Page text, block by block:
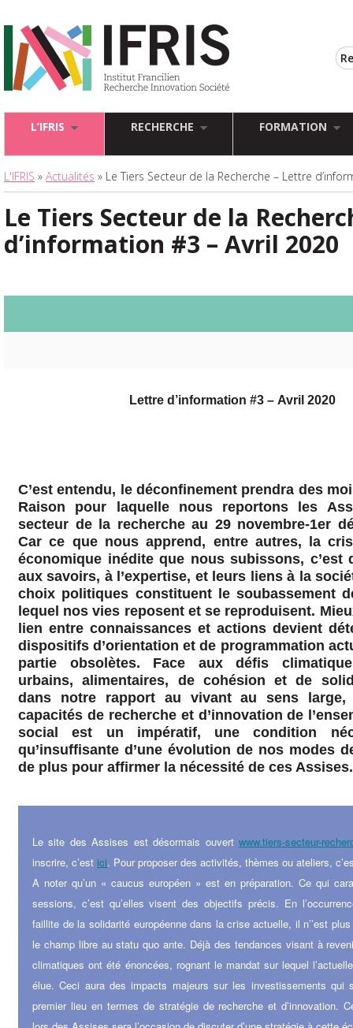
L’IFRIS RECHERCHE FORMATION
L'IFRIS » Actualités » Le Tiers Secteur de la Recherche – Lettre
Le Tiers Secteur de la
d’information #3 – Avril 2020
Lettre d’information #3 – Avril 2020
C’est entendu, le déconfinement prendra des
Raison pour laquelle nous reportons les
secteur de la recherche au 29 novembre-1er
Car ce que nous apprend, entre autres, la
économique inédite que nous subissons, c’est
aux savoirs, à l’expertise, et leurs liens à la
choix politiques constituent le soubassement
lequel nos vies reposent et se reproduisent.
lien entre connaissances et actions devient
dispositifs d’orientation et de programmation
partie obsolètes. Face aux défis
urbains, alimentaires, de cohésion et de
dans notre rapport au vivant au sens large,
capacités de recherche et d’innovation de
social est un impératif, une condition
qu’insuffisante d’une évolution de nos modes
de plus pour affirmer la nécessité de ces Assises.
Le site des Assises est désormais ouvertwww.tiers-secteur-
inscrire, c’est ici. Pour proposer des activités, thèmes ou ateliers,
A noter qu’un « caucus européen » est en préparation. Ce qui
sessions, c’est qu’elles visent des objectifs précis. En
faillite de la solidarité européenne dans la crise actuelle, il n’’est
le champ libre austatu quo ante. Déjà des tendances visant à
climatiques ont été énoncées, rognant le mandat sur lequel
élue. Ceci aura des impacts majeurs sur les investissements qui
premier lieu en termes de stratégie de recherche et d’innovation.